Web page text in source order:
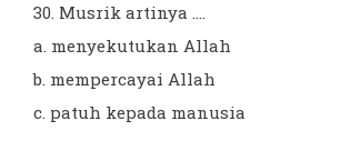
30. Musrik artinya ....
a. menyekutukan Allah
b. mempercayai Allah
c. patuh kepada manusia